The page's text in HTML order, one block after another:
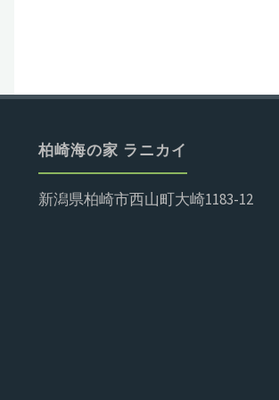
柏崎海の家 ラニカイ
新潟県柏崎市西山町大崎1183-12